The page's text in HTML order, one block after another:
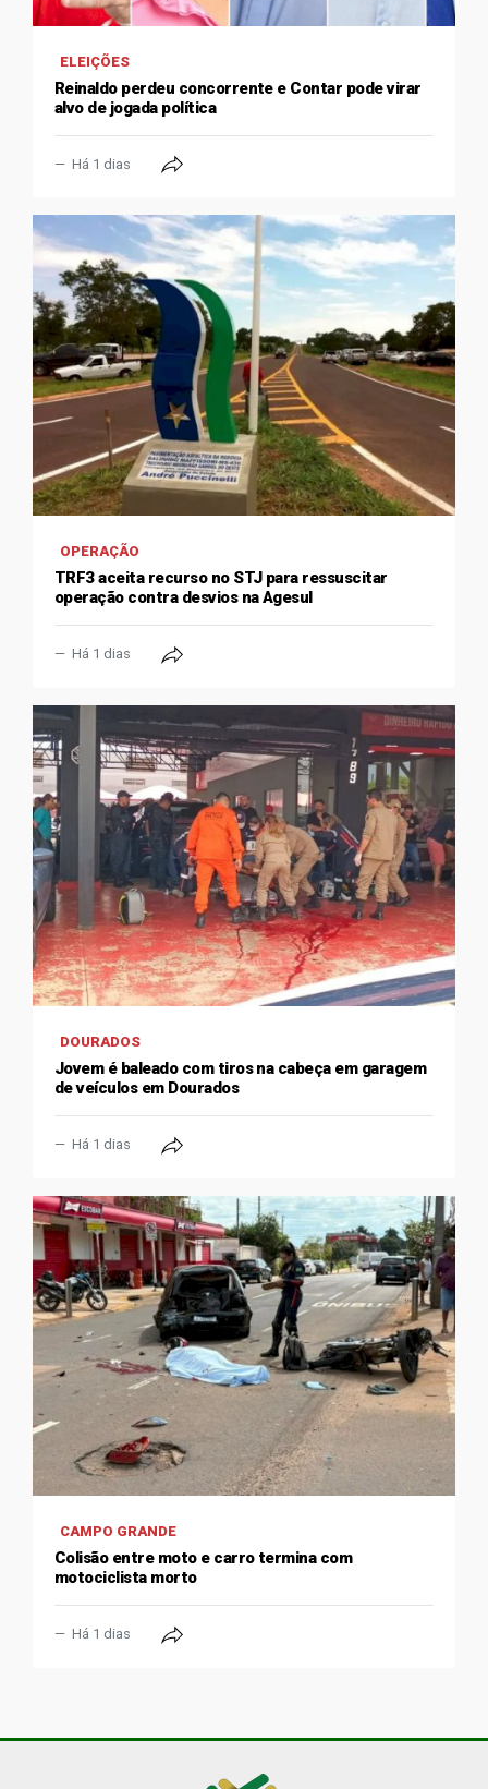
ELEIÇÕES
Reinaldo perdeu concorrente e Contar pode virar
alvo de jogada política
Há 1 dias
OPERAÇÃO
TRF3 aceita recurso no STJ para ressuscitar
operação contra desvios na Agesul
Há 1 dias
DOURADOS
Jovem é baleado com tiros na cabeça em garagem
de veículos em Dourados
Há 1 dias
CAMPO GRANDE
Colisão entre moto e carro termina com
motociclista morto
Há 1 dias